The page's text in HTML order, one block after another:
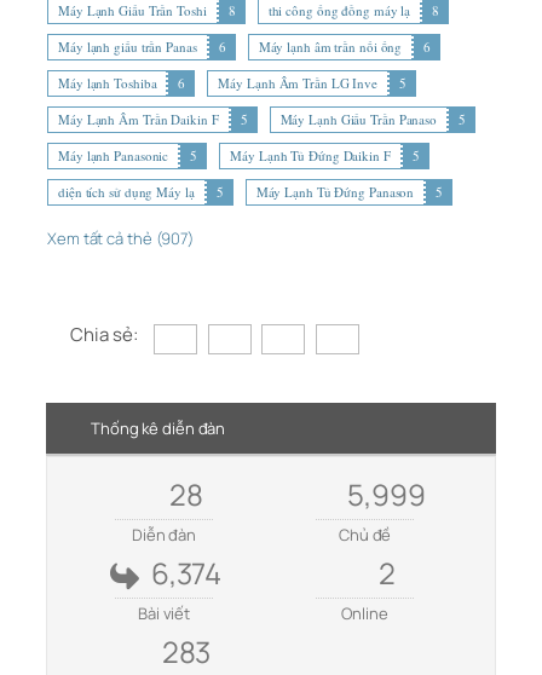
Máy Lạnh Giấu Trần Toshi
8 thi công ống đồng máy lạ
8
Máy lạnh giấu trần Panas
6 Máy lạnh âm trần nối ống
6
Máy lạnh Toshiba
6 Máy Lạnh Âm Trần LG Inve
5
Máy Lạnh Âm Trần Daikin F
5 Máy Lạnh Giấu Trần Panaso
5
Máy lạnh Panasonic
5 Máy Lạnh Tủ Đứng Daikin F
5
diện tích sử dụng Máy lạ
5 Máy Lạnh Tủ Đứng Panason 5
Xem tất cả thẻ (907)
Chia sẻ:
Thống kê diễn đàn
28
Diễn đàn
5,999
Chủ đề
6,374
Bài viết
2
Online
283